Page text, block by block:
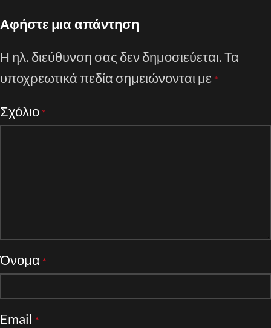
Αφήστε μια απάντηση
Η ηλ. διεύθυνση σας δεν δημοσιεύεται.Τα
υποχρεωτικά πεδία σημειώνονται με *
Σχόλιο *
Όνομα *
Email *